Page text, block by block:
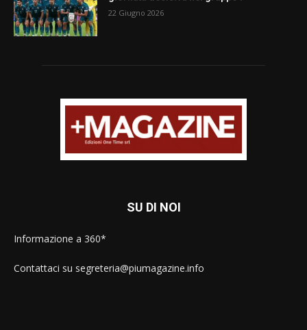
22 Giugno 2026
SU DI NOI
Informazione a 360*
Contattaci su segreteria@piumagazine.info